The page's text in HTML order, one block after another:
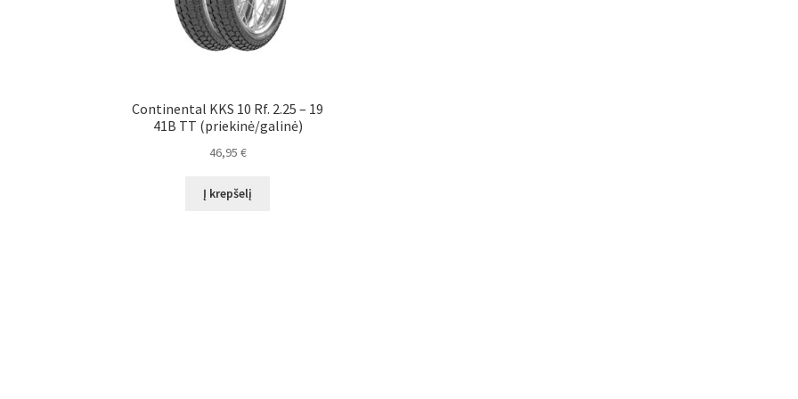
Continental KKS 10 Rf. 2.25 – 19
41B TT (priekinė/galinė)
46,95 €
Į krepšelį